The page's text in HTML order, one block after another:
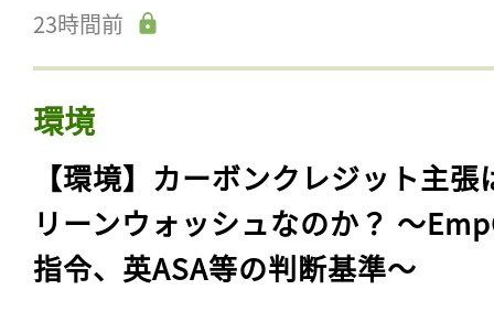
23時間前
環境
【環境】カーボンクレジット主張
リーンウォッシュなのか？ 〜
指令、英ASA等の判断基準〜